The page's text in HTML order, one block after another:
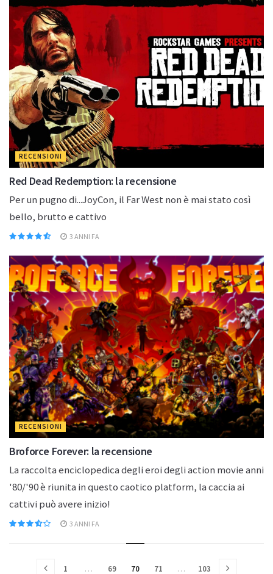
RECENSIONI
Red Dead Redemption: la recensione
Per un pugno di...JoyCon, il Far West non è mai stato così
bello, brutto e cattivo
3 ANNI FA
RECENSIONI
Broforce Forever: la recensione
La raccolta enciclopedica degli eroi degli action movie anni
'80/'90 è riunita in questo caotico platform, la caccia ai
cattivi può avere inizio!
3 ANNI FA
1 … 69 70 71 … 103